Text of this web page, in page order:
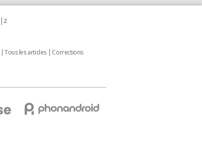
z
Tous les articles
Corrections